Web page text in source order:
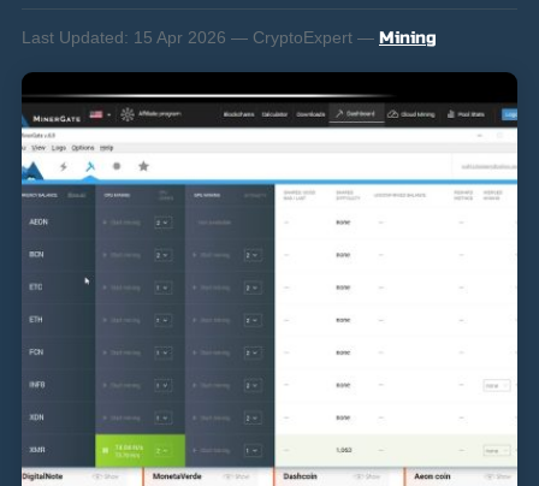
Last Updated: 15 Apr 2026 — CryptoExpert — Mining